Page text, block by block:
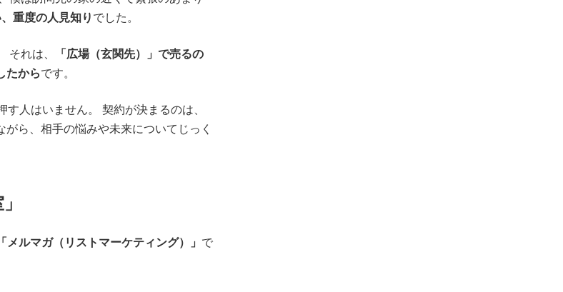
重度の人見知り でした。
それは、
「広場（玄関先）」で売るの
たからです。
人はいません。 契約が決まるのは、
がら、相手の悩みや未来についてじっく
「メルマガ（リストマーケティング）」 で